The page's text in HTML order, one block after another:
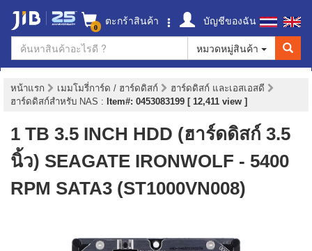
0 ตะกร้าสินค้า
บัญชีของฉัน
หมวดหมู่สินค้า
หน้าแรก เมมโมรี่การ์ด / ฮาร์ดดิสก์
ฮาร์ดดิสก์ และเอสเอสดี
ฮาร์ดดิสก์สำหรับ NAS : Item#: 0453083199 [ 12,411 view ]
1 TB 3.5 INCH HDD (ฮาร์ดดิสก์ 3.5
นิ้ว) SEAGATE IRONWOLF - 5400
RPM SATA3 (ST1000VN008)